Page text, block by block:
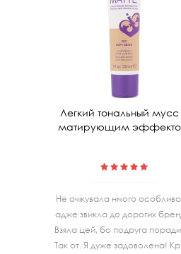
Легкий тональный мусс
матирующим
Не очiкувала нiчого
адже звикла до дорогих
Взяла цей, бо подруга
Так от. Я дуже задоволена!